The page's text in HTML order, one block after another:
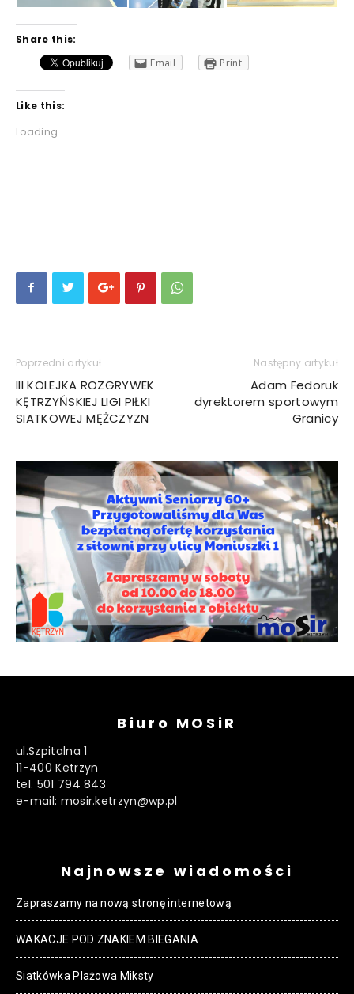
Share this:
Email
Print
Like this:
Loading...
Poprzedni artykuł
III KOLEJKA ROZGRYWEK
KĘTRZYŃSKIEJ LIGI PIŁKI
SIATKOWEJ MĘŻCZYZN
Następny artykuł
Adam Fedoruk
dyrektorem sportowym
Granicy
Biuro MOSiR
ul.Szpitalna 1
11-400 Ketrzyn
tel. 501 794 843
e-mail: mosir.ketrzyn@wp.pl
Najnowsze wiadomości
Zapraszamy na nową stronę internetową
WAKACJE POD ZNAKIEM BIEGANIA
Siatkówka Plażowa Miksty